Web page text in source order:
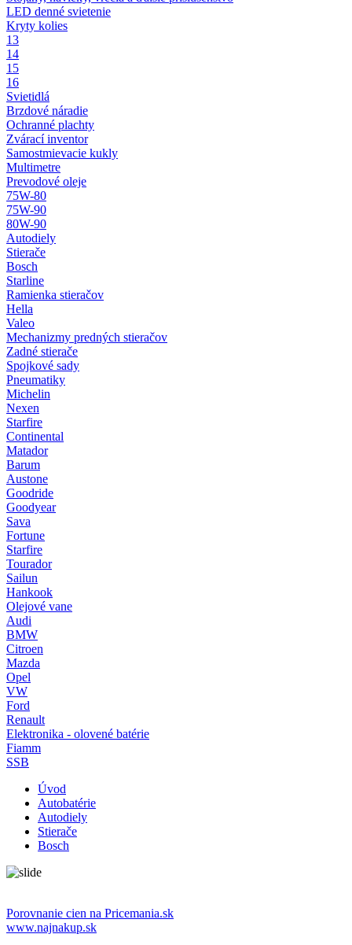
LED denné svietenie
Kryty kolies
13
14
15
16
Svietidlá
Brzdové náradie
Ochranné plachty
Zvárací inventor
Samostmievacie kukly
Multimetre
Prevodové oleje
75W-80
75W-90
80W-90
Autodiely
Stierače
Bosch
Starline
Ramienka stieračov
Hella
Valeo
Mechanizmy predných stieračov
Zadné stierače
Spojkové sady
Pneumatiky
Michelin
Nexen
Starfire
Continental
Matador
Barum
Austone
Goodride
Goodyear
Sava
Fortune
Starfire
Tourador
Sailun
Hankook
Olejové vane
Audi
BMW
Citroen
Mazda
Opel
VW
Ford
Renault
Elektronika - olovené batérie
Fiamm
SSB
Úvod
Autobatérie
Autodiely
Stierače
Bosch
Porovnanie cien na Pricemania.sk
www.najnakup.sk